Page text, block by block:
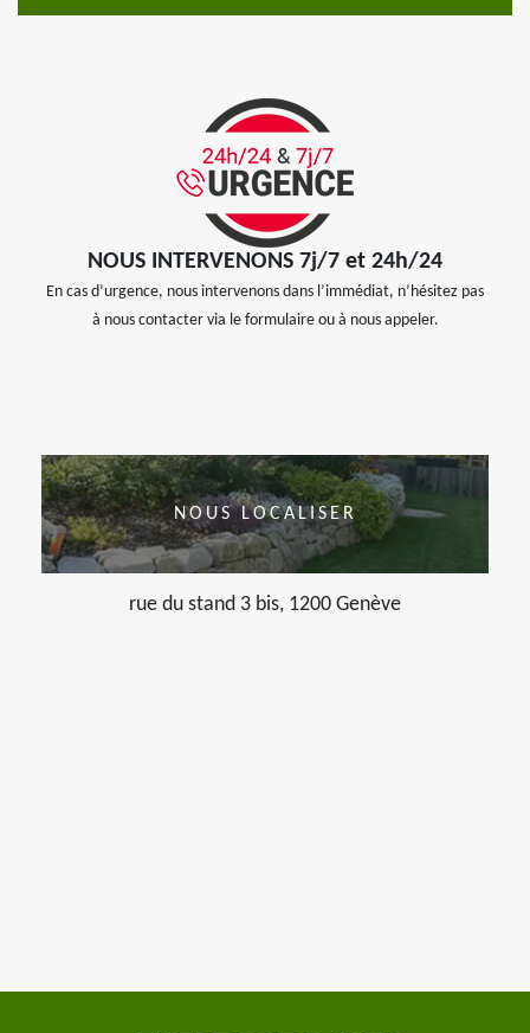
NOUS INTERVENONS 7j/7 et 24h/24
En cas d’urgence, nous intervenons dans l’immédiat, n’hésitez pas
à nous contacter via le formulaire ou à nous appeler.
NOUS LOCALISER
rue du stand 3 bis, 1200 Genève